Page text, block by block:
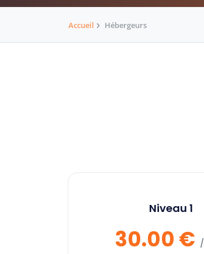
Accueil Hébergeurs
Niveau 1
30.00 €